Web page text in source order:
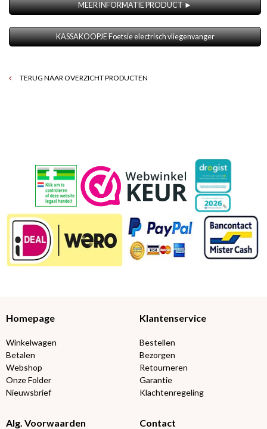
MEER INFORMATIE PRODUCT ►
KASSAKOOPJE Foetsie electrisch vliegenvanger
TERUG NAAR OVERZICHT PRODUCTEN
Homepage
Winkelwagen
Betalen
Webshop
Onze Folder
Nieuwsbrief
Klantenservice
Bestellen
Bezorgen
Retourneren
Garantie
Klachtenregeling
Alg. Voorwaarden Contact